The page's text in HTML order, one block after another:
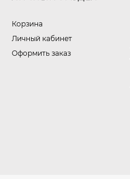
Корзина
Личный кабинет
Оформить заказ